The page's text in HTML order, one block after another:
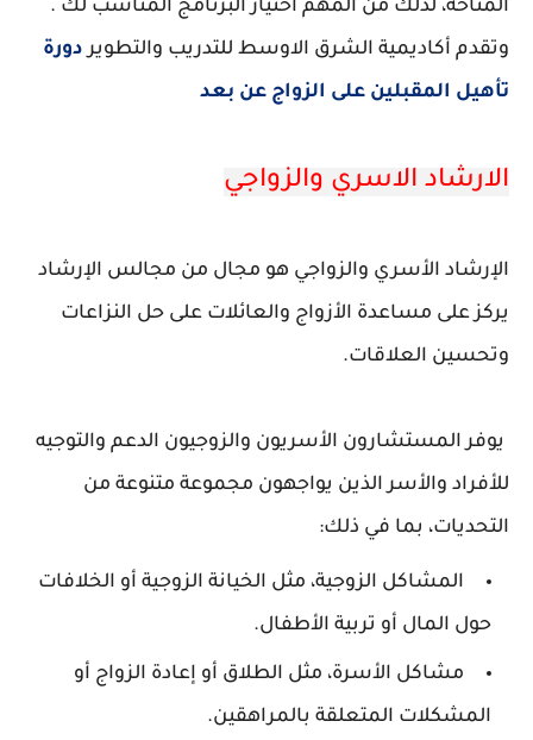
المتاحة، لذلك من المهم اختيار البرنامج المناسب لك .
وتقدم أكاديمية الشرق الاوسط للتدريب والتطوير دورة
تأهيل المقبلين على الزواج عن بعد
الارشاد الاسري والزواجي
الإرشاد الأسري والزواجي هو مجال من مجالس الإرشاد
يركز على مساعدة الأزواج والعائلات على حل النزاعات
وتحسين العلاقات.
يوفر المستشارون الأسريون والزوجيون الدعم والتوجيه
للأفراد والأسر الذين يواجهون مجموعة متنوعة من
التحديات، بما في ذلك:
المشاكل الزوجية، مثل الخيانة الزوجية أو الخلافات
حول المال أو تربية الأطفال.
مشاكل الأسرة، مثل الطلاق أو إعادة الزواج أو
المشكلات المتعلقة بالمراهقين.